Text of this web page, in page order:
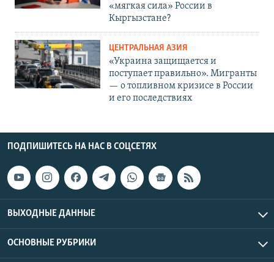
«мягкая сила» России в
Кыргызстане?
ЦЕНТРАЛЬНАЯ АЗИЯ
«Украина защищается и
поступает правильно». Мигранты
— о топливном кризисе в России
и его последствиях
ПОДПИШИТЕСЬ НА НАС В СОЦСЕТЯХ
ВЫХОДНЫЕ ДАННЫЕ
ОСНОВНЫЕ РУБРИКИ